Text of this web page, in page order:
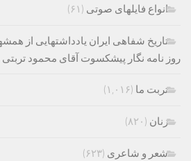
انواع فایلهای صوتی (۶۱)
تاریخ شفاهی ایران یادداشتهایی از
روز نامه نگار پیشکسوت آقای محمود
تربت ما (۱,۰۱۶)
زنان (۸۲۰)
شعر و شاعری (۶۲۳)